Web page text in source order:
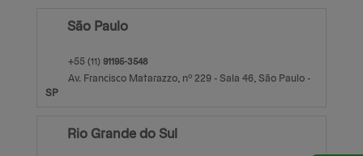
São Paulo
+55 (11) 91195-3548
Av. Francisco Matarazzo, nº 229 - Sala 46, São Paulo -
S ão
P
Rio Grande do Sul